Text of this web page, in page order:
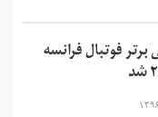
فوتبال فرانسه